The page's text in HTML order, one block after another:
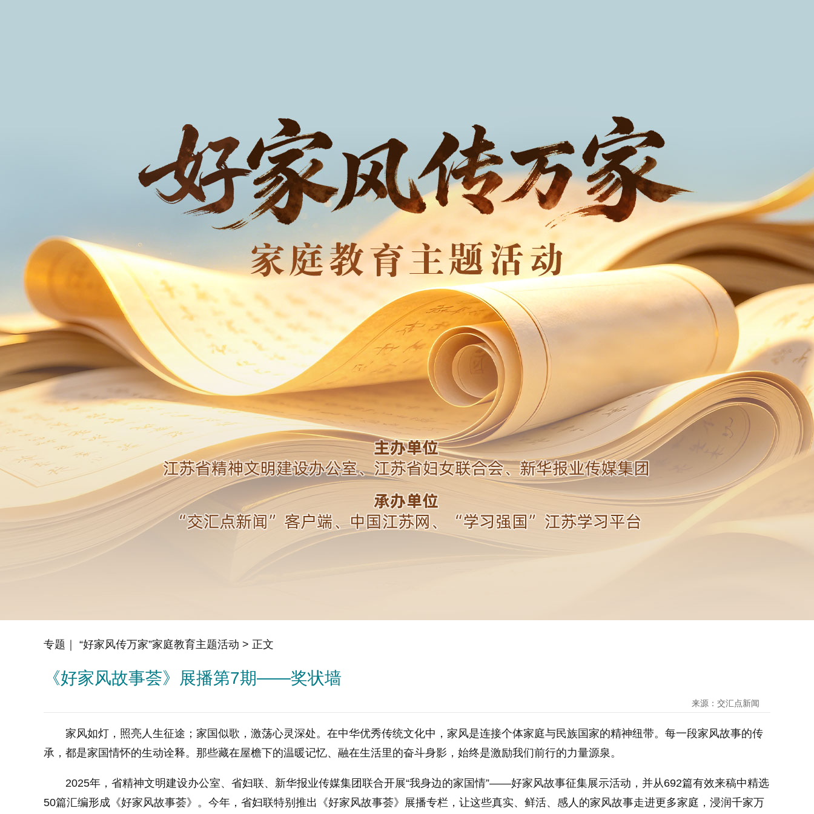
专题｜ “好家风传万家”家庭教育主题活动 > 正文
《好家风故事荟》展播第7期——奖状墙
来源：交汇点新闻
家风如灯，照亮人生征途；家国似歌，激荡心灵深处。在中华优秀传统文化中，家风是连接个体家庭与民族国家的精神纽带。每一段家风故事的传
承，都是家国情怀的生动诠释。那些藏在屋檐下的温暖记忆、融在生活里的奋斗身影，始终是激励我们前行的力量源泉。
2025年，省精神文明建设办公室、省妇联、新华报业传媒集团联合开展“我身边的家国情”——好家风故事征集展示活动，并从692篇有效来稿中精选
50篇汇编形成《好家风故事荟》。今年，省妇联特别推出《好家风故事荟》展播专栏，让这些真实、鲜活、感人的家风故事走进更多家庭，浸润千家万